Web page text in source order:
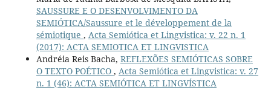
SAUSSURE E O DESENVOLVIMENTO DA
SEMIÓTICA/Saussure et le développement de la
sémiotique , Acta Semiótica et Lingvistica: v. 22 n. 1
(2017): ACTA SEMIOTICA ET LINGVISTICA
Andréia Reis Bacha, REFLEXÕES SEMIÓTICAS SOBRE
O TEXTO POÉTICO , Acta Semiótica et Lingvistica: v. 27
n. 1 (46): ACTA SEMIÓTICA ET LINGVÍSTICA